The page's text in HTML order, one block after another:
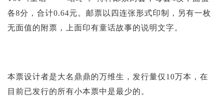
各8分，合计0.64元。邮票以四连张形式印制，另有一枚
无面值的附票，上面印有童话故事的说明文字。
本票设计者是大名鼎鼎的万维生，发行量仅10万本，在
目前已发行的所有小本票中是最少的。